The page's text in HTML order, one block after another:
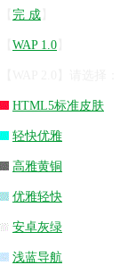
完 成
WAP 1.0
HTML5标准皮肤
轻快优雅
高雅黄铜
优雅轻快
安卓灰绿
浅蓝导航